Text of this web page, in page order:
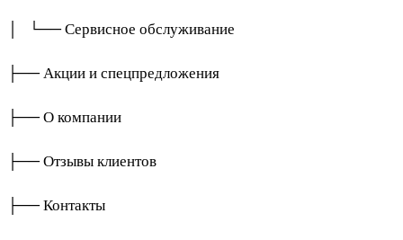
│ └── Сервисное обслуживание
├── Акции и спецпредложения
├── О компании
├── Отзывы клиентов
├── Контакты